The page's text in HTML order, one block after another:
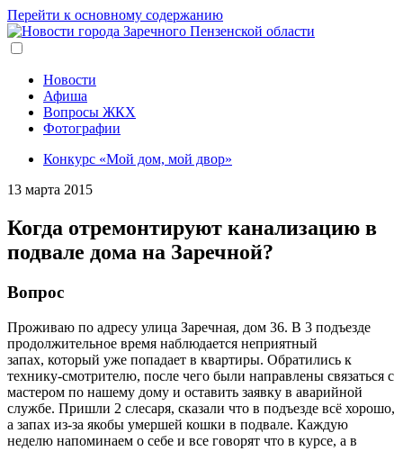
Перейти к основному содержанию
Новости
Афиша
Вопросы ЖКХ
Фотографии
Конкурс «Мой дом, мой двор»
13 марта 2015
Когда отремонтируют канализацию в
подвале дома на Заречной?
Вопрос
Проживаю по адресу улица Заречная, дом 36. В 3 подъезде
продолжительное время наблюдается неприятный
запах, который уже попадает в квартиры. Обратились к
технику-смотрителю, после чего были направлены связаться с
мастером по нашему дому и оставить заявку в аварийной
службе. Пришли 2 слесаря, сказали что в подъезде всё хорошо,
а запах из-за якобы умершей кошки в подвале. Каждую
неделю напоминаем о себе и все говорят что в курсе, а в